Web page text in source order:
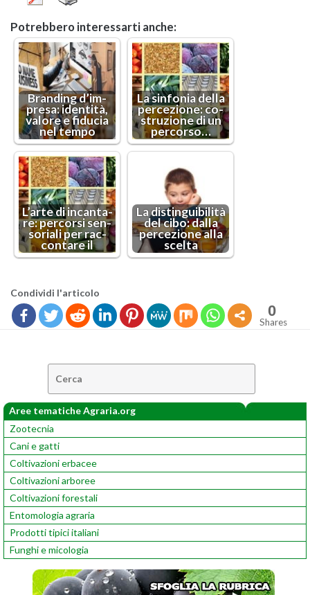
Po­treb­be­ro in­te­res­sar­ti anche:
Bran­ding d’im­
pre­sa: iden­ti­tà,
va­lo­re e fi­du­cia
nel tempo
La sin­fo­nia della
per­ce­zio­ne: co­
stru­zio­ne di un
per­cor­so…
L’ar­te di in­can­ta­
re: per­cor­si sen­
so­ria­li per rac­
con­ta­re il
La di­stin­gui­bi­li­tà
del cibo: dalla
per­ce­zio­ne alla
scel­ta
Con­di­vi­di l'ar­ti­co­lo
0
Shares
Aree tematiche Agraria.org
Zootecnia
Cani e gatti
Coltivazioni erbacee
Coltivazioni arboree
Coltivazioni forestali
Entomologia agraria
Prodotti tipici italiani
Funghi e micologia